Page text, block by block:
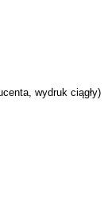
wydruk ciągły)